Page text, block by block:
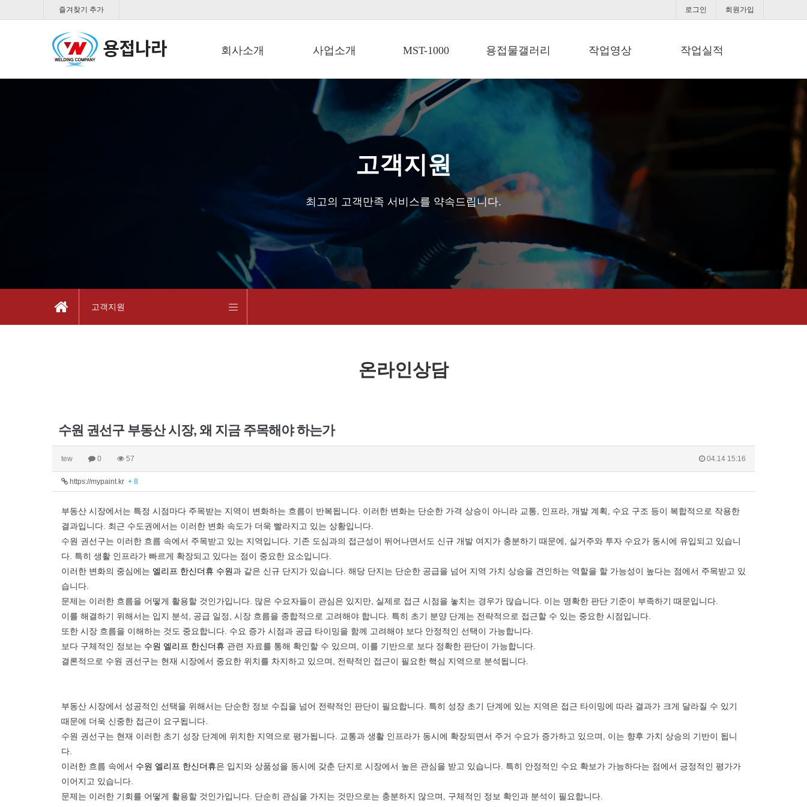
즐겨찾기 추가 로그인 회원가입
회사소개 사업소개 MST-1000 용접물갤러리 작업영상 작업실적
고객지원
최고의 고객만족 서비스를 약속드립니다.
고객지원
온라인상담
수원 권선구 부동산 시장, 왜 지금 주목해야 하는가
tew 0 57 04.14 15:16
https://mypaint.kr + 8
부동산 시장에서는 특정 시점마다 주목받는 지역이 변화하는 흐름이 반복됩니다. 이러한 변화는 단순한 가격 상승이 아니라 교통, 인프라, 개발 계획, 수요 구조 등이 복합적으로 작용한
결과입니다. 최근 수도권에서는 이러한 변화 속도가 더욱 빨라지고 있는 상황입니다.
수원 권선구는 이러한 흐름 속에서 주목받고 있는 지역입니다. 기존 도심과의 접근성이 뛰어나면서도 신규 개발 여지가 충분하기 때문에, 실거주와 투자 수요가 동시에 유입되고 있습니
다. 특히 생활 인프라가 빠르게 확장되고 있다는 점이 중요한 요소입니다.
이러한 변화의 중심에는 엘리프 한신더휴 수원과 같은 신규 단지가 있습니다. 해당 단지는 단순한 공급을 넘어 지역 가치 상승을 견인하는 역할을 할 가능성이 높다는 점에서 주목받고 있
습니다.
문제는 이러한 흐름을 어떻게 활용할 것인가입니다. 많은 수요자들이 관심은 있지만, 실제로 접근 시점을 놓치는 경우가 많습니다. 이는 명확한 판단 기준이 부족하기 때문입니다.
이를 해결하기 위해서는 입지 분석, 공급 일정, 시장 흐름을 종합적으로 고려해야 합니다. 특히 초기 분양 단계는 전략적으로 접근할 수 있는 중요한 시점입니다.
또한 시장 흐름을 이해하는 것도 중요합니다. 수요 증가 시점과 공급 타이밍을 함께 고려해야 보다 안정적인 선택이 가능합니다.
보다 구체적인 정보는 수원 엘리프 한신더휴 관련 자료를 통해 확인할 수 있으며, 이를 기반으로 보다 정확한 판단이 가능합니다.
결론적으로 수원 권선구는 현재 시장에서 중요한 위치를 차지하고 있으며, 전략적인 접근이 필요한 핵심 지역으로 분석됩니다.
부동산 시장에서 성공적인 선택을 위해서는 단순한 정보 수집을 넘어 전략적인 판단이 필요합니다. 특히 성장 초기 단계에 있는 지역은 접근 타이밍에 따라 결과가 크게 달라질 수 있기
때문에 더욱 신중한 접근이 요구됩니다.
수원 권선구는 현재 이러한 초기 성장 단계에 위치한 지역으로 평가됩니다. 교통과 생활 인프라가 동시에 확장되면서 주거 수요가 증가하고 있으며, 이는 향후 가치 상승의 기반이 됩니
다.
이러한 흐름 속에서 수원 엘리프 한신더휴은 입지와 상품성을 동시에 갖춘 단지로 시장에서 높은 관심을 받고 있습니다. 특히 안정적인 수요 확보가 가능하다는 점에서 긍정적인 평가가
이어지고 있습니다.
문제는 이러한 기회를 어떻게 활용할 것인가입니다. 단순히 관심을 가지는 것만으로는 충분하지 않으며, 구체적인 정보 확인과 분석이 필요합니다.